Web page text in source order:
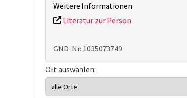
Weitere Informationen
Literatur zur Person
GND-Nr: 1035073749
Ort auswählen: